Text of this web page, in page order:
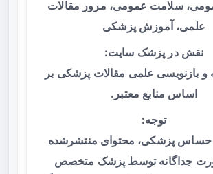
سلامت عمومی، مرور مقالات
علمی، آموزش پزشکی
نقش در پزشک سایت:
و بازنویسی علمی مقالات پزشکی بر
اساس منابع معتبر.
توجه:
حساس پزشکی، محتوای منتشرشده
جداگانه توسط پزشک متخصص